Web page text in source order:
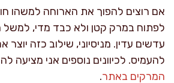
אם רוצים להפוך את הארוחה למשהו
לפתוח במרק קטן ולא כבד מדי, למשל
עדשים עדין. מניסיוני, שילוב כזה
להעמיס. לכיוונים נוספים אני מציעה
המרקים באתר.